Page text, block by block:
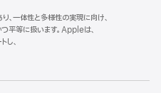
一体性と多様性の実現に向け、
平等に扱います。Appleは、
し、